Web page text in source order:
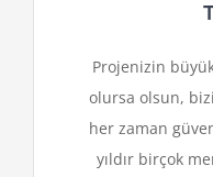
Projenizin
olursa olsun,
her zaman
yıldır birçok